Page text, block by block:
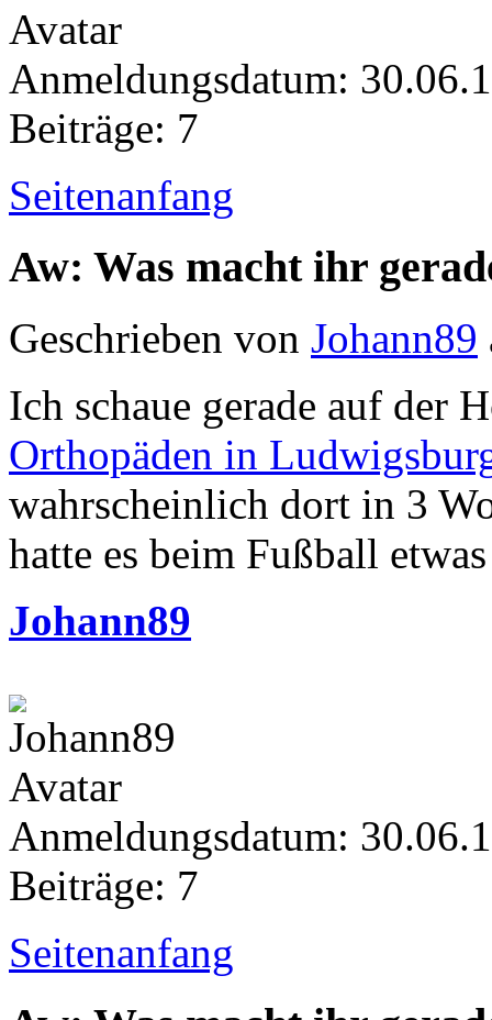
Anmeldungsdatum:
Beiträge: 7
Seitenanfang
Aw: Was macht ihr
Geschrieben von Johann89
Ich schaue gerade auf der
Orthopäden in
wahrscheinlich dort in 3
hatte es beim Fußball
Johann89
Anmeldungsdatum:
Beiträge: 7
Seitenanfang